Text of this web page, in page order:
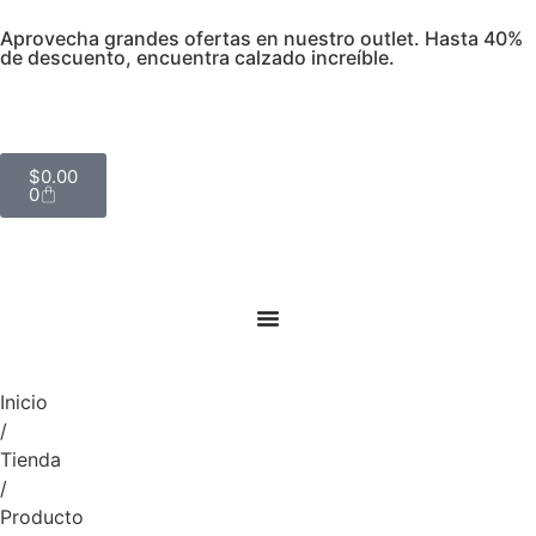
Aprovecha grandes ofertas en nuestro outlet. Hasta 40%
de descuento, encuentra calzado increíble.
$0.00
0
Inicio
/
Tienda
/
Producto